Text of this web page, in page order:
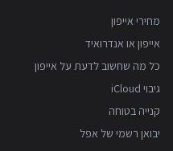
מחירי אייפון
אייפון או אנדרואיד
כל מה שחשוב לדעת על אייפון
גיבוי iCloud
קנייה בטוחה
יבואן רשמי של אפל